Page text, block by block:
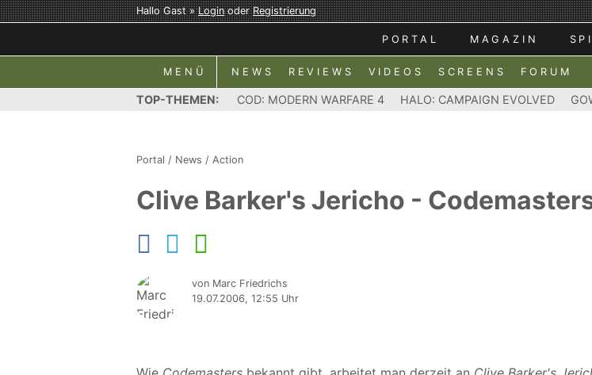
Hallo Gast »LoginoderRegistrierung
PORTAL MAGAZIN
MENÜ NEWS REVIEWS VIDEOS SCREENS FORUM
TOP-THEMEN: COD: MODERN WARFARE 4 HALO: CAMPAIGN EVOLVED
Portal / News / Action
Clive Barker's Jericho -
von Marc Friedrichs
19.07.2006, 12:55 Uhr